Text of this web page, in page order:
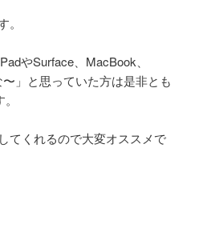
やSurface、MacBook、
」と思っていた方は是非とも
てくれるので大変オススメで